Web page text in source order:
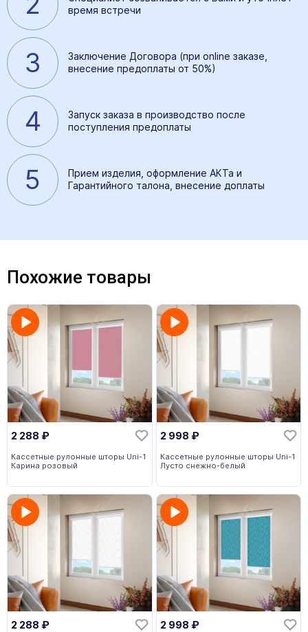
время встречи
3
Заключение Договора (при online заказе,
внесение предоплаты от 50%)
4
Запуск заказа в производство после
поступления предоплаты
5
Прием изделия, оформление АКТа и
Гарантийного талона, внесение доплаты
Похожие товары
2 288 ₽
Кассетные рулонные шторы Uni-1
Карина розовый
2 998 ₽
Кассетные рулонные шторы Uni-1
Лусто снежно-белый
2 288 ₽ 2 998 ₽